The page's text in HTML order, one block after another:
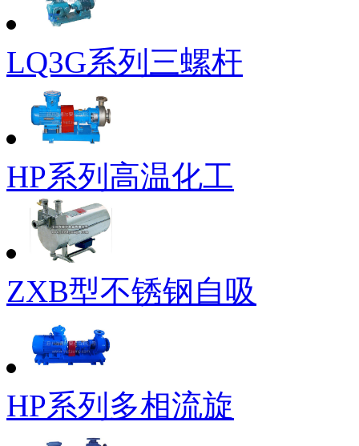
LQ3G系列三螺杆
HP系列高温化工
ZXB型不锈钢自吸
HP系列多相流旋